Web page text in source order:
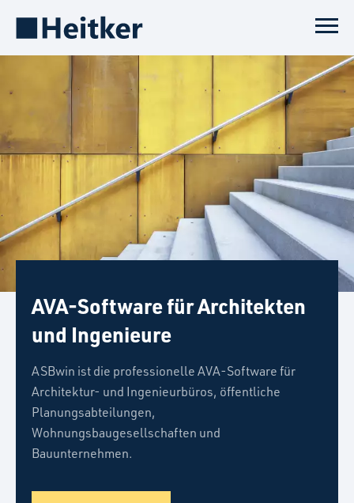
AVA-Software für Architekten
und Ingenieure
ASBwin ist die professionelle AVA-Software für
Architektur- und Ingenieurbüros, öffentliche
Planungsabteilungen,
Wohnungsbaugesellschaften und
Bauunternehmen.